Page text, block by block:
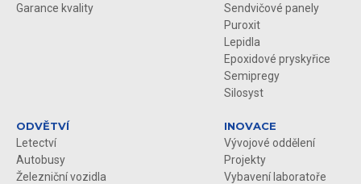
Garance kvality
Sendvičové panely
Puroxit
Lepidla
Epoxidové pryskyřice
Semipregy
Silosyst
ODVĚTVÍ
Letectví
Autobusy
Železniční vozidla
INOVACE
Vývojové oddělení
Projekty
Vybavení laboratoře